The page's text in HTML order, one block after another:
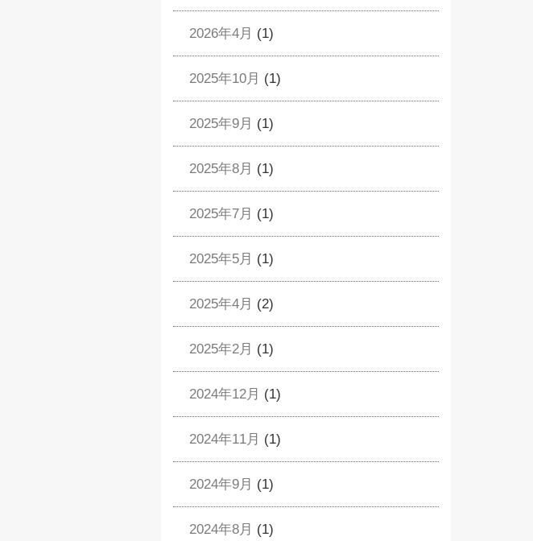
2026年4月 (1)
2025年10月 (1)
2025年9月 (1)
2025年8月 (1)
2025年7月 (1)
2025年5月 (1)
2025年4月 (2)
2025年2月 (1)
2024年12月 (1)
2024年11月 (1)
2024年9月 (1)
2024年8月 (1)